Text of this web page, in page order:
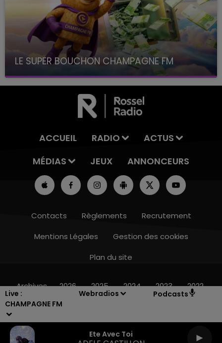
Live :
CHAMPAGNE FM
Webradios Podcasts
Ete Avec Toi
LE SUPER BOUCHON CHAMPAGNE FM
avec La Famille Champagne FM, à 8H10
ACCUEIL RADIO
ACTUS
MÉDIAS
JEUX ANNONCEURS
Contacts Règlements
Recrutement
Mentions Légales
Gestion des cookies
Plan du site
Archives 2026 2025 2024 2023 2022